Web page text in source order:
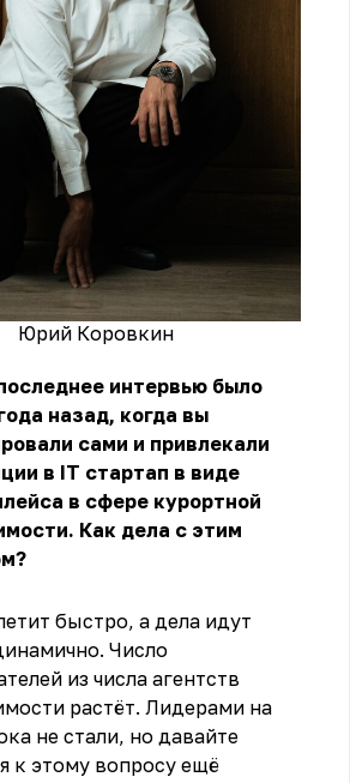
Юрий Коровкин
интервью было
назад, когда вы
сами и привлекали
в IT стартап в виде
в сфере курортной
Как дела с этим
быстро, а дела идут
Число
из числа агентств
растёт. Лидерами на
не стали, но давайте
к этому вопросу ещё